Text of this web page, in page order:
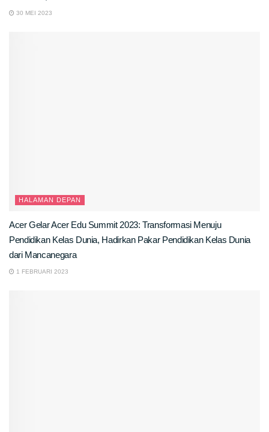
30 MEI 2023
HALAMAN DEPAN
Acer Gelar Acer Edu Summit 2023: Transformasi Menuju
Pendidikan Kelas Dunia, Hadirkan Pakar Pendidikan Kelas Dunia
dari Mancanegara
1 FEBRUARI 2023